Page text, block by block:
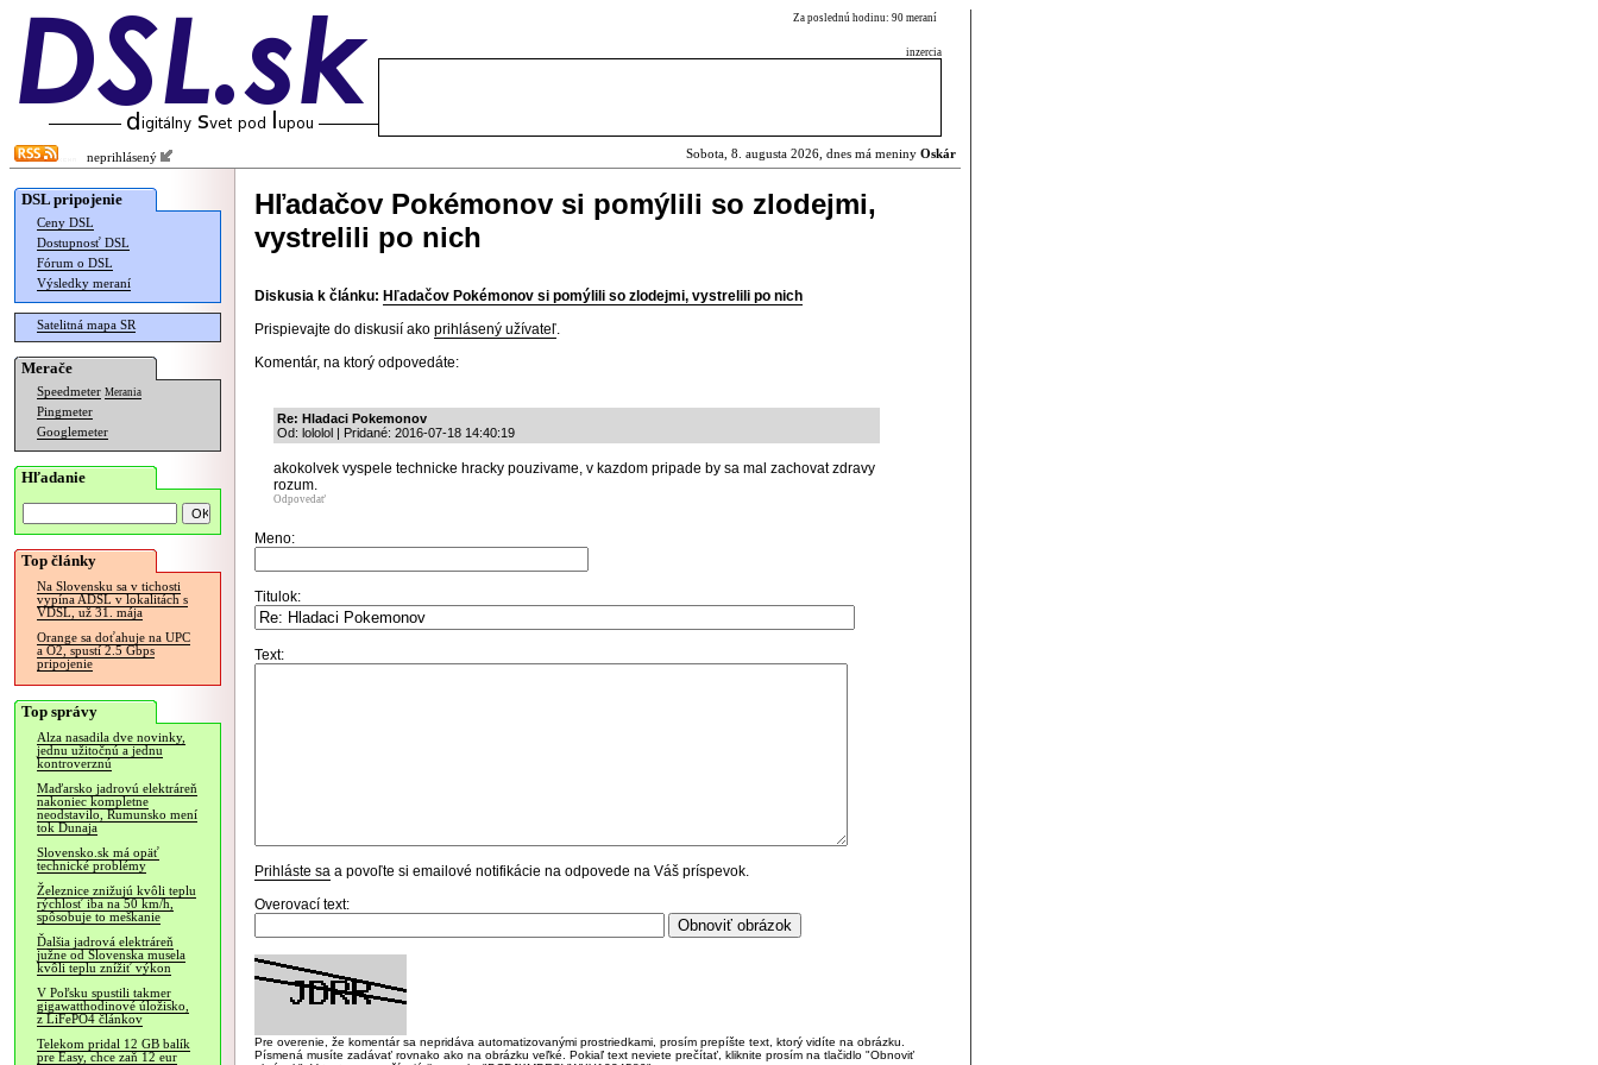
Za poslednú hodinu: 90 meraní
inzercia
neprihlásený Sobota, 8. augusta 2026, dnes má meniny Oskár
DSL pripojenie
Ceny DSL
Dostupnosť DSL
Fórum o DSL
Výsledky meraní
Satelitná mapa SR
Merače
Speedmeter Merania
Pingmeter
Googlemeter
Hľadanie
Top články
Na Slovensku sa v tichosti
vypína ADSL v lokalitách s
VDSL, už 31. mája
Orange sa doťahuje na UPC
a O2, spustí 2.5 Gbps
pripojenie
Top správy
Alza nasadila dve novinky,
jednu užitočnú a jednu
kontroverznú
Maďarsko jadrovú elektráreň
nakoniec kompletne
neodstavilo, Rumunsko mení
tok Dunaja
Slovensko.sk má opäť
technické problémy
Železnice znižujú kvôli teplu
rýchlosť iba na 50 km/h,
spôsobuje to meškanie
Ďalšia jadrová elektráreň
južne od Slovenska musela
kvôli teplu znížiť výkon
V Poľsku spustili takmer
gigawatthodinové úložisko,
z LiFePO4 článkov
Telekom pridal 12 GB balík
pre Easy, chce zaň 12 eur
Hľadačov Pokémonov si pomýlili so zlodejmi,
vystrelili po nich
Diskusia k článku: Hľadačov Pokémonov si pomýlili so zlodejmi, vystrelili po nich
Prispievajte do diskusií ako prihlásený užívateľ.
Komentár, na ktorý odpovedáte:
Re: Hladaci Pokemonov
Od: lololol | Pridané: 2016-07-18 14:40:19
akokolvek vyspele technicke hracky pouzivame, v kazdom pripade by sa mal zachovat zdravy
rozum.
Odpovedať
Meno:
Titulok:
Text:
Prihláste sa a povoľte si emailové notifikácie na odpovede na Váš príspevok.
Overovací text:
Pre overenie, že komentár sa nepridáva automatizovanými prostriedkami, prosím prepíšte text, ktorý vidíte na obrázku.
Písmená musíte zadávať rovnako ako na obrázku veľké. Pokiaľ text neviete prečítať, kliknite prosím na tlačidlo "Obnoviť